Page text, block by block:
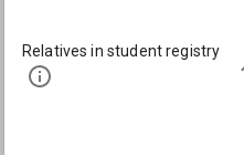
Relatives in student registry